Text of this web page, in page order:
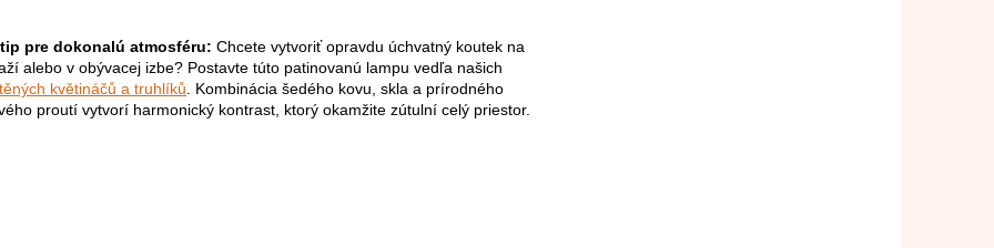
pre dokonalú atmosféru: Chcete vytvoriť opravdu úchvatný koutek na
alebo v obývacej izbe? Postavte túto patinovanú lampu vedľa našich
květináčů a truhlíků . Kombinácia šedého kovu, skla a prírodného
proutí vytvorí harmonický kontrast, ktorý okamžite zútulní celý priestor.